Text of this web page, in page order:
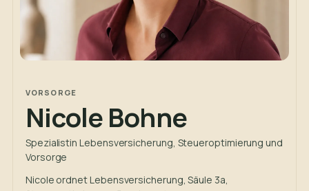
VORSORGE
Nicole Bohne
Spezialistin Lebensversicherung, Steueroptimierung und
Vorsorge
Nicole ordnet Lebensversicherung, Säule 3a,